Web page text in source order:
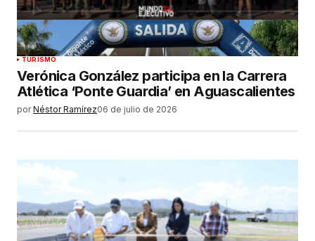
TURISMO
Verónica González participa en la Carrera
Atlética ‘Ponte Guardia’ en Aguascalientes
por Néstor Ramírez06 de julio de 2026